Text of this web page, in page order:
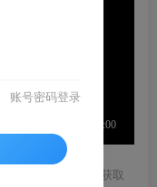
提供下载服务，获取
账号密码登录